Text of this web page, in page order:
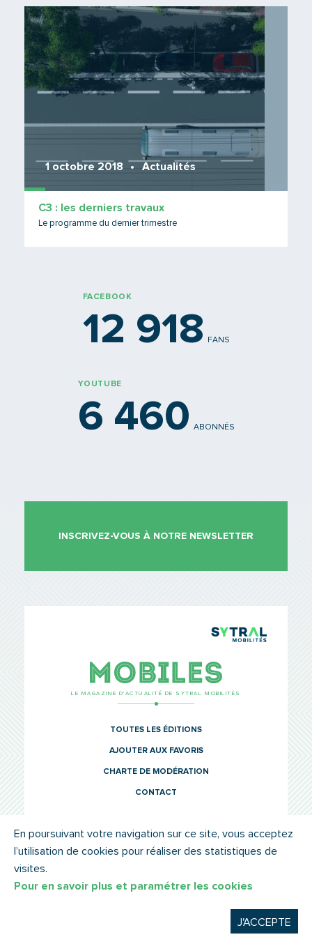
1 octobre 2018 Actualités
C3 : les derniers travaux
Le programme du dernier trimestre
FACEBOOK
12 918 FANS
YOUTUBE
6 460 ABONNÉS
INSCRIVEZ-VOUS À NOTRE NEWSLETTER
LE MAGAZINE D’ACTUALITÉ DE SYTRAL MOBILITÉS
TOUTES LES ÉDITIONS
AJOUTER AUX FAVORIS
CHARTE DE MODÉRATION
CONTACT
© SYTRAL MOBILITÉS 2022 MENTIONS LÉGALES
En poursuivant votre navigation sur ce site, vous acceptez
l’utilisation de cookies pour réaliser des statistiques de
visites.
Pour en savoir plus et paramétrer les cookies
J'ACCEPTE